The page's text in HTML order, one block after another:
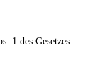
1 des Gesetzes